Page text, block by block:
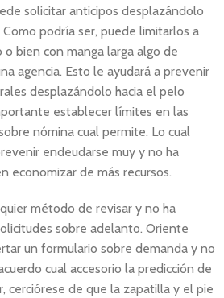
solicitar anticipos desplazándolo
podrí­a ser, puede limitarlos a
bien con manga larga algo de
agencia. Esto le ayudará a prevenir
desplazándolo hacia el pelo
establecer límites en las
nómina cual permite. Lo cual
endeudarse muy y no ha
economizar de más recursos.
método de revisar y no ha
sobre adelanto. Oriente
un formulario sobre demanda y no
cual accesorio la predicción de
cerciórese de que la zapatilla y el pie